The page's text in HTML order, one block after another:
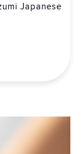
Japanese